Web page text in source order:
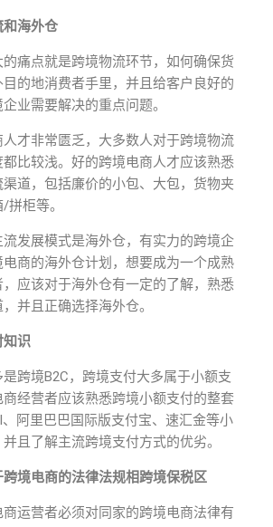
和海外仓
的痛点就是跨境物流环节，如何确保货
的地消费者手里，并且给客户良好的
业需要解决的重点问题。
才非常匮乏，大多数人对于跨境物流
比较浅。好的跨境电商人才应该熟悉
道，包括廉价的小包、大包，货物夹
柜等。
发展模式是海外仓，有实力的跨境企
商的海外仓计划，想要成为一个成熟
应该对于海外仓有一定的了解，熟悉
并且正确选择海外仓。
知识
跨境B2C，跨境支付大多属于小额支
经营者应该熟悉跨境小额支付的整套
、阿里巴巴国际版支付宝、速汇金等小
且了解主流跨境支付方式的优劣。
境电商的法律法规相跨境保税区
运营者必须对同家的跨境电商法律有